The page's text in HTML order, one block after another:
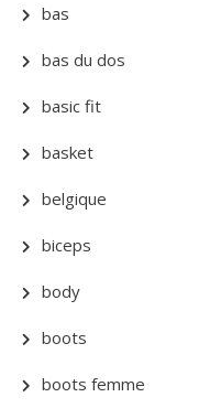
bas
bas du dos
basic fit
basket
belgique
biceps
body
boots
boots femme